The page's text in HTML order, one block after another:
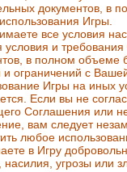
документов, в
Игры.
все условия
условия и
в полном объеме
и ограничений с
Игры на иных
Если вы не
Соглашения или
вам следует
любое
в Игру
угрозы или